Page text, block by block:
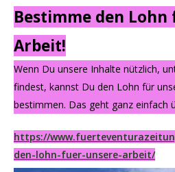
Bestimme den
Arbeit!
Wenn Du unsere Inhalte nützlich,
findest, kannst Du den Lohn für
bestimmen. Das geht ganz einfach
https://
den-lohn-fuer-unsere-arbeit/